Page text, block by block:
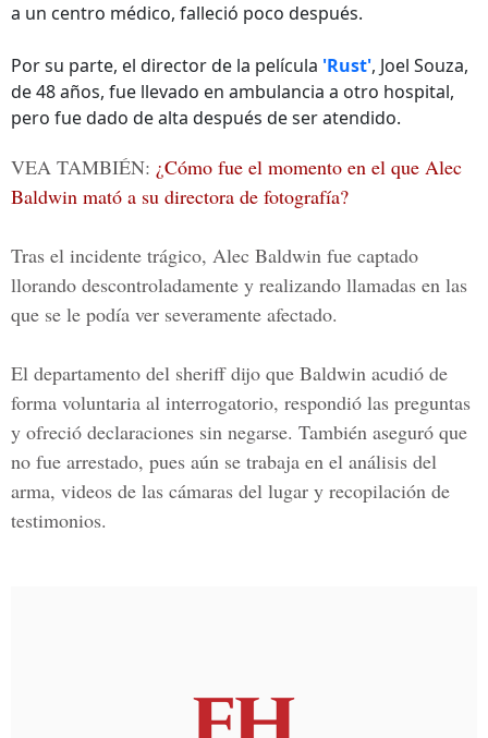
a un centro médico, falleció poco después.
Por su parte, el director de la película 'Rust', Joel Souza,
de 48 años, fue llevado en ambulancia a otro hospital,
pero fue dado de alta después de ser atendido.
VEA TAMBIÉN: ¿Cómo fue el momento en el que Alec
Baldwin mató a su directora de fotografía?
Tras el incidente trágico, Alec Baldwin fue captado
llorando descontroladamente y realizando llamadas en las
que se le podía ver severamente afectado.
El departamento del sheriff dijo que Baldwin acudió de
forma voluntaria al interrogatorio, respondió las preguntas
y ofreció declaraciones sin negarse. También aseguró que
no fue arrestado, pues aún se trabaja en el análisis del
arma, videos de las cámaras del lugar y recopilación de
testimonios.